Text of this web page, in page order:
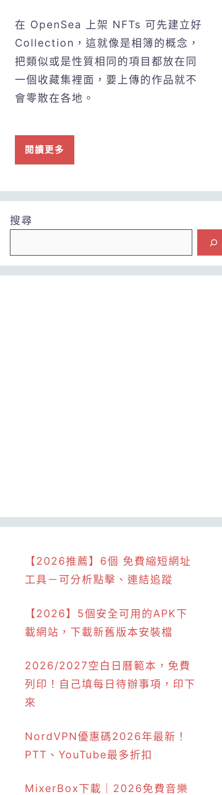
在 OpenSea 上架 NFTs 可先建立好
Collection，這就像是相簿的概念，
把類似或是性質相同的項目都放在同
一個收藏集裡面，要上傳的作品就不
會零散在各地。
閱讀更多
搜尋
【2026推薦】6個 免費縮短網址
工具－可分析點擊、連結追蹤
【2026】5個安全可用的APK下
載網站，下載新舊版本安裝檔
2026/2027空白日曆範本，免費
列印！自己填每日待辦事項，印下
來
NordVPN優惠碼2026年最新！
PTT、YouTube最多折扣
MixerBox下載｜2026免費音樂